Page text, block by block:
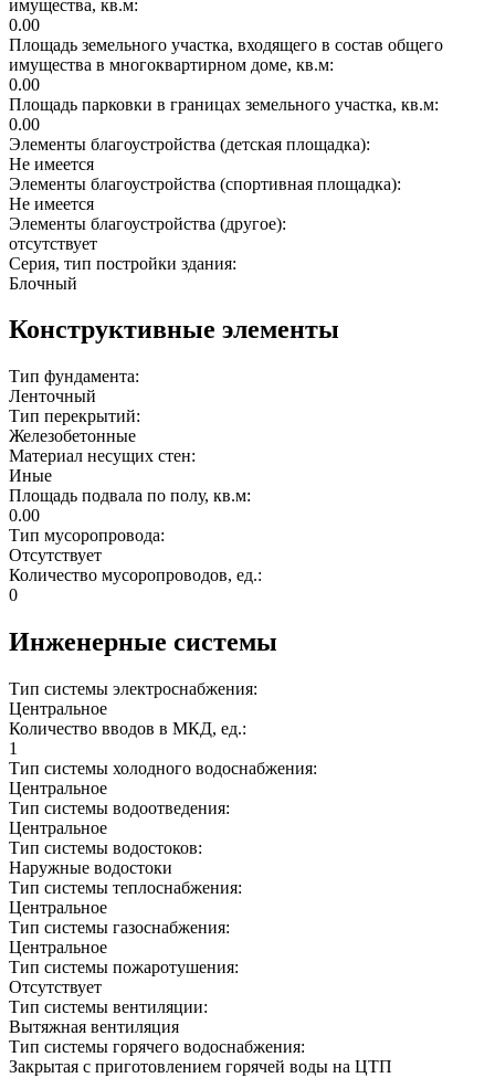
имущества, кв.м:
0.00
Площадь земельного участка, входящего в состав общего
имущества в многоквартирном доме, кв.м:
0.00
Площадь парковки в границах земельного участка, кв.м:
0.00
Элементы благоустройства (детская площадка):
Не имеется
Элементы благоустройства (спортивная площадка):
Не имеется
Элементы благоустройства (другое):
отсутствует
Серия, тип постройки здания:
Блочный
Конструктивные элементы
Тип фундамента:
Ленточный
Тип перекрытий:
Железобетонные
Материал несущих стен:
Иные
Площадь подвала по полу, кв.м:
0.00
Тип мусоропровода:
Отсутствует
Количество мусоропроводов, ед.:
0
Инженерные системы
Тип системы электроснабжения:
Центральное
Количество вводов в МКД, ед.:
1
Тип системы холодного водоснабжения:
Центральное
Тип системы водоотведения:
Центральное
Тип системы водостоков:
Наружные водостоки
Тип системы теплоснабжения:
Центральное
Тип системы газоснабжения:
Центральное
Тип системы пожаротушения:
Отсутствует
Тип системы вентиляции:
Вытяжная вентиляция
Тип системы горячего водоснабжения:
Закрытая с приготовлением горячей воды на ЦТП